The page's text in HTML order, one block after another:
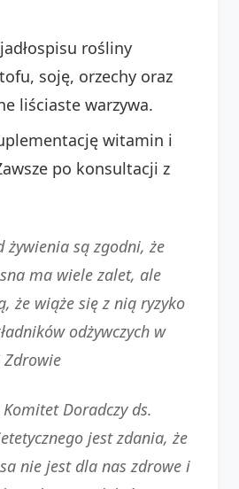
rośliny
soję, orzechy oraz
liściaste warzywa.
witamin i
po konsultacji z
żywienia są zgodni, że
ma wiele zalet, ale
że wiąże się z nią ryzyko
odżywczych w
Zdrowie
Doradczy ds.
jest zdania, że
nie jest dla nas zdrowe i